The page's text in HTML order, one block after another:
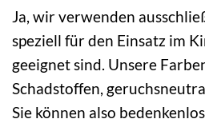
Ja, wir verwenden
speziell für den Einsatz im
geeignet sind. Unsere
Schadstoffen,
Sie können also